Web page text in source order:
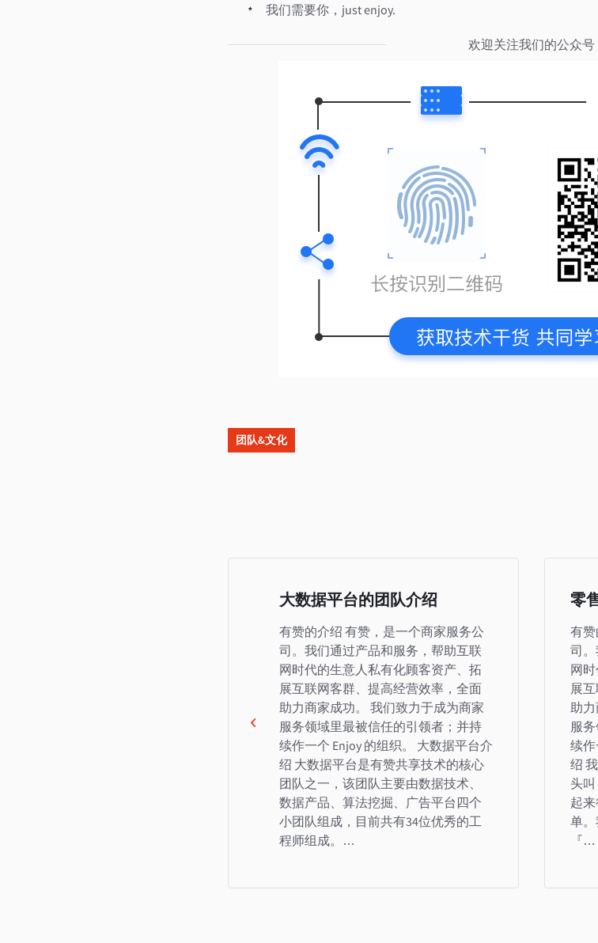
我们需要你，just enjoy.
欢迎关注我们的公众号
团队&文化
大数据平台的团队介绍
有赞的介绍 有赞，是一个商家服务公
司。我们通过产品和服务，帮助互联
网时代的生意人私有化顾客资产、拓
展互联网客群、提高经营效率，全面
助力商家成功。 我们致力于成为商家
服务领域里最被信任的引领者；并持
续作一个 Enjoy 的组织。 大数据平台介
绍 大数据平台是有赞共享技术的核心
团队之一，该团队主要由数据技术、
数据产品、算法挖掘、广告平台四个
小团队组成，目前共有34位优秀的工
程师组成。…
零
有
司
网
展
助
服
续作
绍
头
起
单
『…